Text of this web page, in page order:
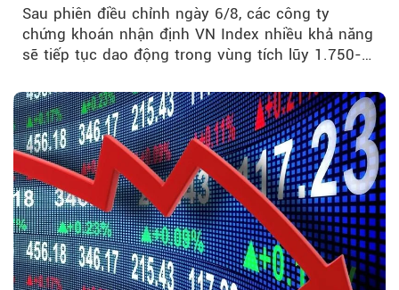
Sau phiên điều chỉnh ngày 6/8, các công ty
chứng khoán nhận định VN Index nhiều khả năng
sẽ tiếp tục dao động trong vùng tích lũy 1.750-